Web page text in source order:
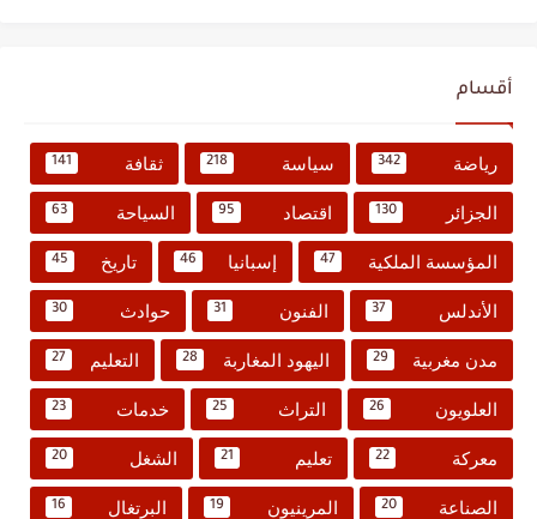
أقسام
رياضة 342 سياسة 218 ثقافة 141
الجزائر 130 اقتصاد 95 السياحة 63
المؤسسة الملكية 47 إسبانيا 46 تاريخ 45
الأندلس 37 الفنون 31 حوادث 30
مدن مغربية 29 اليهود المغاربة 28 التعليم 27
العلويون 26 التراث 25 خدمات 23
معركة 22 تعليم 21 الشغل 20
الصناعة 20 المرينيون 19 البرتغال 16